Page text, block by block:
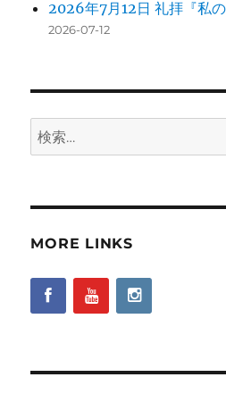
2026年7月12日 礼拝『私の
2026-07-12
検
索:
MORE LINKS